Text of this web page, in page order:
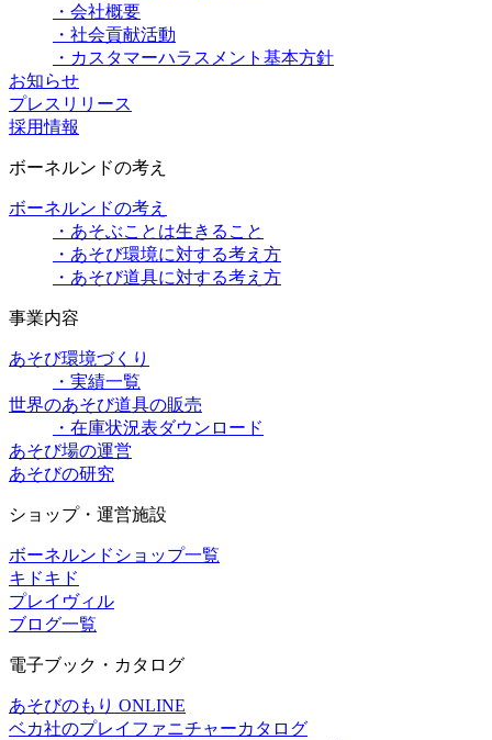
・会社概要
・社会貢献活動
・カスタマーハラスメント基本方針
お知らせ
プレスリリース
採用情報
ボーネルンドの考え
ボーネルンドの考え
・あそぶことは生きること
・あそび環境に対する考え方
・あそび道具に対する考え方
事業内容
あそび環境づくり
・実績一覧
世界のあそび道具の販売
・在庫状況表ダウンロード
あそび場の運営
あそびの研究
ショップ・運営施設
ボーネルンドショップ一覧
キドキド
プレイヴィル
ブログ一覧
電子ブック・カタログ
あそびのもり ONLINE
ベカ社のプレイファニチャーカタログ